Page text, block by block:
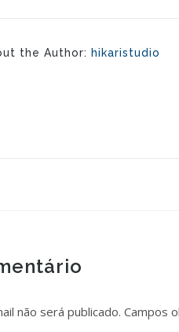
the Author: hikaristudio
não será publicado. Campos